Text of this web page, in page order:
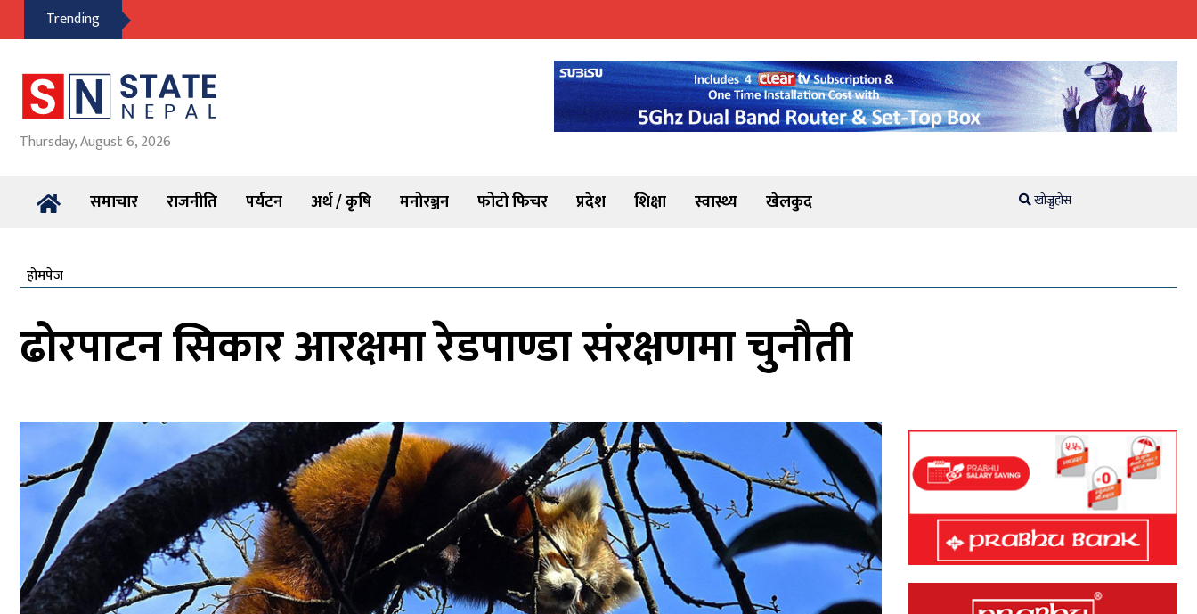
Trending
Thursday, August 6, 2026
समाचार राजनीति पर्यटन अर्थ / कृषि मनोरञ्जन फोटो फिचर प्रदेश शिक्षा स्वास्थ्य खेलकुद खोज्नुहोस
होमपेज
ढोरपाटन सिकार आरक्षमा रेडपाण्डा संरक्षणमा चुनौती